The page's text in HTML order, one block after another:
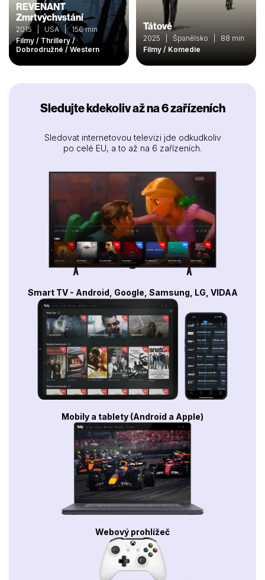
REVENANT
Zmrtvýchvstání
2015 | USA | 156 min
Filmy / Thrillery /
Dobrodružné / Western
Tátové
2025 | Španělsko | 88 min
Filmy / Komedie
Sledujte kdekoliv až na 6 zařízeních
Sledovat internetovou televizi jde odkudkoliv
po celé EU, a to až na 6 zařízeních.
Smart TV - Android, Google, Samsung, LG, VIDAA
Mobily a tablety (Android a Apple)
Webový prohlížeč